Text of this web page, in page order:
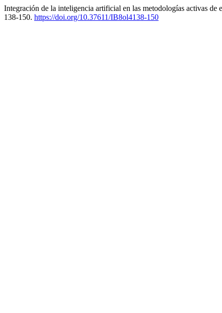
Integración de la inteligencia artificial en las metodologías activas de
138-150. https://doi.org/10.37611/IB8ol4138-150